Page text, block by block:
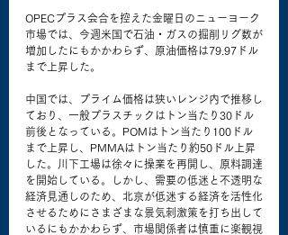
OPECプラス会合を控えた金曜日のニューヨーク
市場では、今週米国で石油・ガスの掘削リグ数が
増加したにもかかわらず、原油価格は79.97ドル
まで上昇した。
中国では、プライム価格は狭いレンジ内で推移し
ており、一般プラスチックはトン当たり30ドル
前後となっている。POMはトン当たり100ドル
まで上昇し、PMMAはトン当たり約50ドル上昇
した。川下工場は徐々に操業を再開し、原料調達
を開始している。しかし、需要の低迷と不透明な
経済見通しのため、北京が低迷する経済を活性化
させるためにさまざまな景気刺激策を打ち出して
いるにもかかわらず、市場関係者は慎重に楽観視